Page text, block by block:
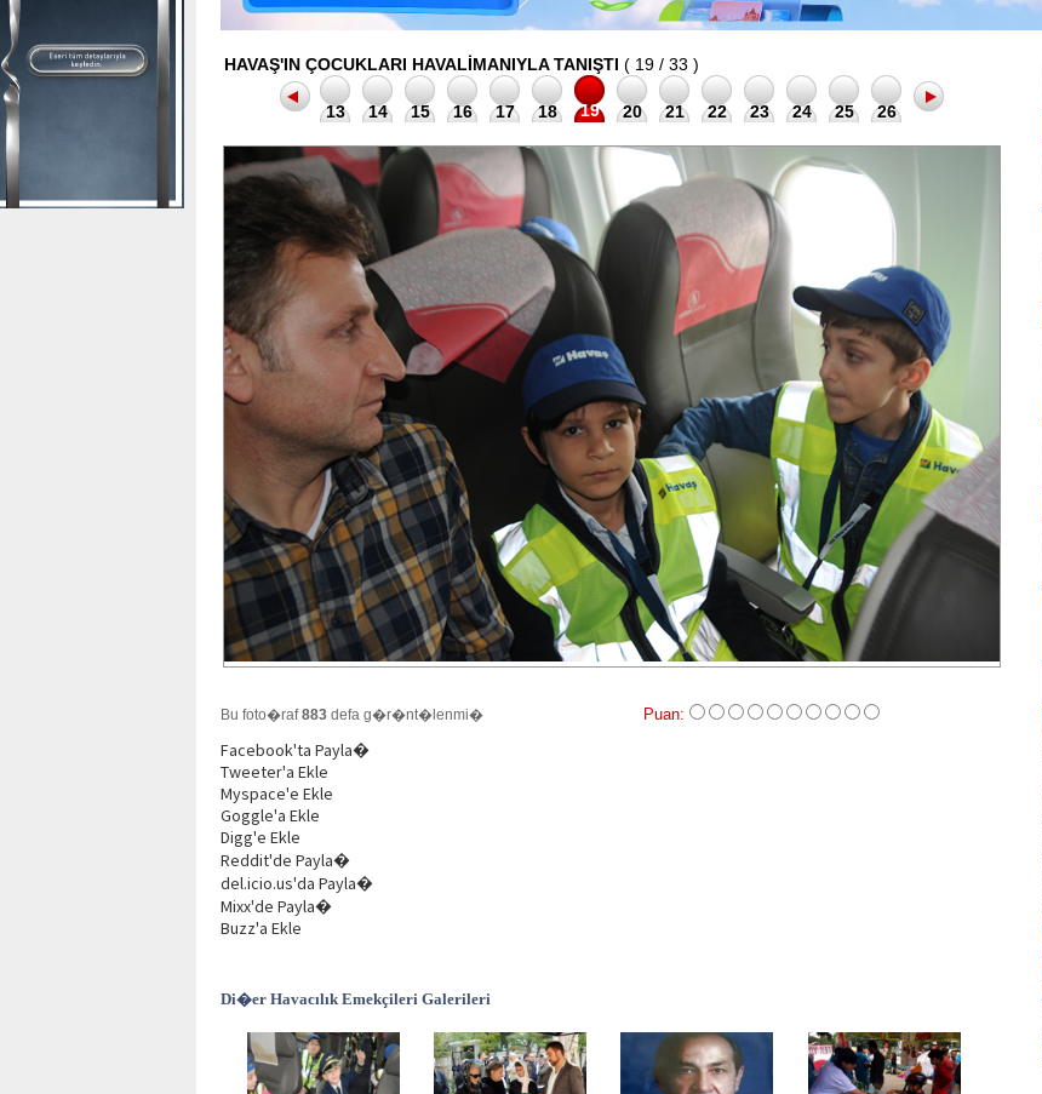
HAVAŞ'IN ÇOCUKLARI HAVALİMANIYLA TANIŞTI ( 19 / 33 )
13 14 15 16 17 18 19 20 21 22 23 24 25 26
Bu foto�raf883 defa g�r�nt�lenmi� Puan:
Facebook'ta Payla�
Tweeter'a Ekle
Myspace'e Ekle
Goggle'a Ekle
Digg'e Ekle
Reddit'de Payla�
del.icio.us'da Payla�
Mixx'de Payla�
Buzz'a Ekle
Di�er Havacılık Emekçileri Galerileri